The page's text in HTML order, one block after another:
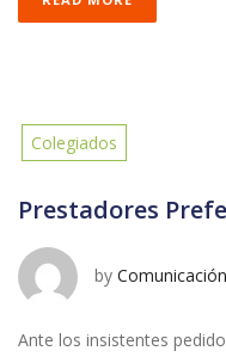
Colegiados
Prestadores
by Comunicación
Ante los insistentes